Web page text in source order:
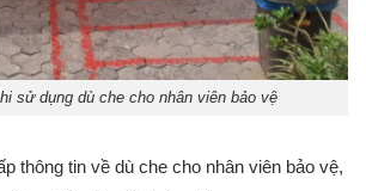
sử dụng dù che cho nhân viên bảo vệ
thông tin về dù che cho nhân viên bảo vệ,